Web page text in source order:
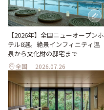
【2026年】全国ニューオープンホ
テル8選。絶景インフィニティ温
泉から文化財の邸宅まで
全国 2026.07.26